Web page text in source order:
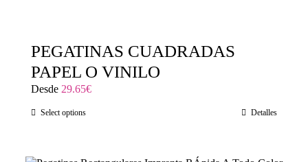
REGALOS PERSONALIZADOS
PEGATINAS CUADRADAS
PAPEL O VINILO
Desde 29.65€
Select options Detalles